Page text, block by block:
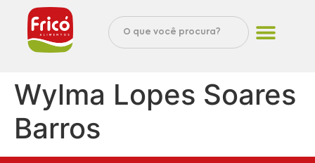
Wylma Lopes Soares
Barros